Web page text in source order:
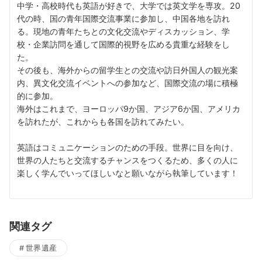
中学・高校時代も英語が好きで、大学では英文学を専攻。20
代の時、国の青年国際交流事業に参加し、中国各地を訪れ
る。現地の青年たちとの文化交流やディスカッション、学
校・企業訪問を通して国際的視野を広める貴重な経験をし
た。
その後も、海外からの留学生との交流や訪日外国人の観光案
内、異文化交流イベントへの参加など、国際交流の場に積極
的に参加。
海外はこれまで、ヨーロッパ9か国、アジア6か国、アメリカ
を訪れたが、これからも各国を訪れてみたい。
英語はコミュニケーションのための手段。世界に目を向け、
世界の人たちと交流するチャンスをつくるため、多くの人に
楽しく学んでいってほしいなと願いながら執筆しています！
関連タグ
世界遺産